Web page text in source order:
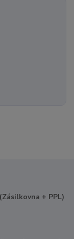
+ PPL)